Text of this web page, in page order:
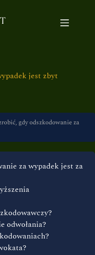
jest zbyt
gdy odszkodowanie za
za wypadek jest za
odwołania?